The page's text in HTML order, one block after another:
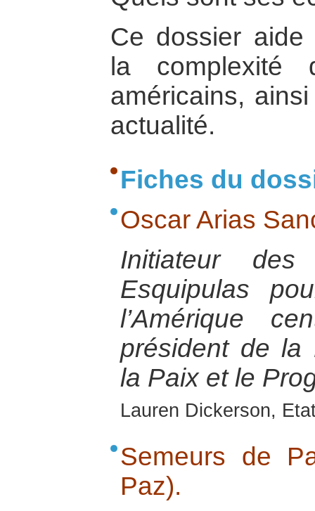
Ce dossier aide
la complexité
américains,
actualité.
Fiches du
Oscar Arias
Initiateur
Esquipulas
l’Amérique
président de la
la Paix et le
Lauren Dickerson,
Semeurs de
Paz).